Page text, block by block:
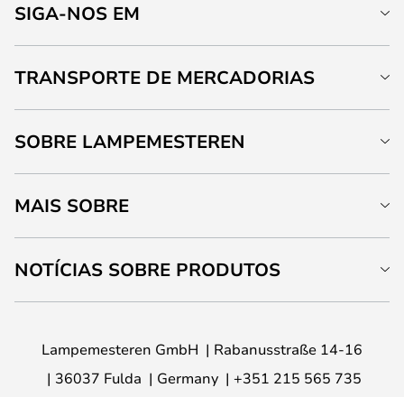
SIGA-NOS EM
TRANSPORTE DE MERCADORIAS
SOBRE LAMPEMESTEREN
MAIS SOBRE
NOTÍCIAS SOBRE PRODUTOS
Lampemesteren GmbH
Rabanusstraße 14-16
36037 Fulda
Germany +351 215 565 735